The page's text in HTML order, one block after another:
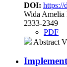
DOI: https://
Wida
2333-2349
PDF
Abstract